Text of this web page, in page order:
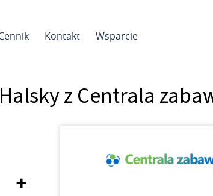
Kontakt Wsparcie
z Centrala
+